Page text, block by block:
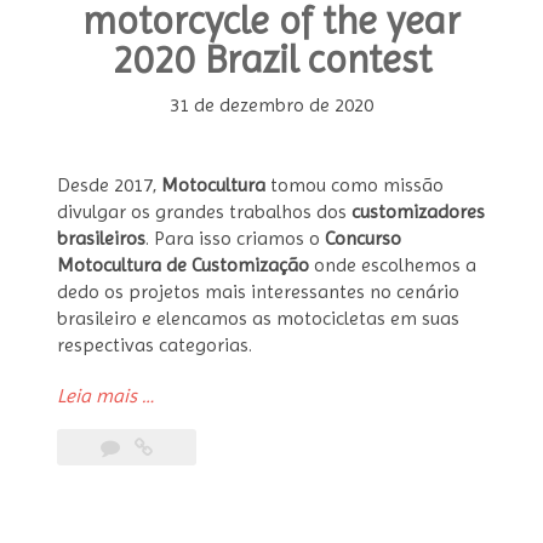
motorcycle of the year
2020 Brazil contest
31 de dezembro de 2020
Desde 2017, Motocultura tomou como missão
divulgar os grandes trabalhos dos customizadores
brasileiros. Para isso criamos o Concurso
Motocultura de Customização onde escolhemos a
dedo os projetos mais interessantes no cenário
brasileiro e elencamos as motocicletas em suas
respectivas categorias.
Leia mais “Concurso
Customizada
…